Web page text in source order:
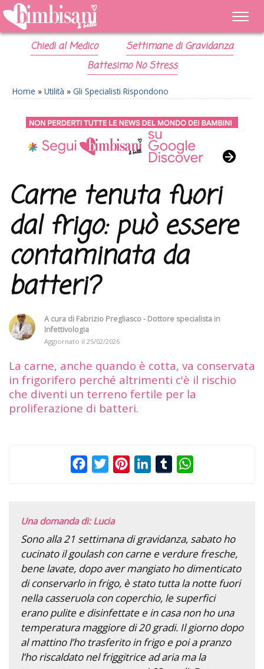
Chiedi al Medico
Settimane di Gravidanza
Battesimo No Stress
Home » Utilità » Gli Specialisti Rispondono
Carne tenuta fuori
dal frigo: può essere
contaminata da
batteri?
A cura di Fabrizio Pregliasco - Dottore specialista in
Infettivologia
Aggiornato il 25/02/2026
La carne, anche quando è cotta, va conservata
in frigorifero perché altrimenti c'è il rischio
che diventi un terreno fertile per la
proliferazione di batteri.
FacebookTwitterPinterestLinkedInTumblr
Una domanda di: Lucia
Sono alla 21 settimana di gravidanza, sabato ho
cucinato il goulash con carne e verdure fresche,
bene lavate, dopo aver mangiato ho dimenticato
di conservarlo in frigo, è stato tutta la notte fuori
nella casseruola con coperchio, le superfici
erano pulite e disinfettate e in casa non ho una
temperatura maggiore di 20 gradi. Il giorno dopo
al mattino l’ho trasferito in frigo e poi a pranzo
l’ho riscaldato nel friggitrice ad aria ma la